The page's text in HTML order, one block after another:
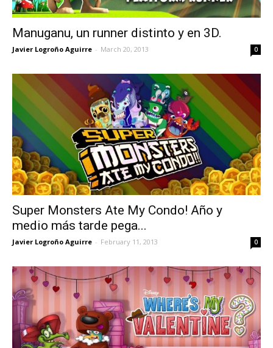
Manuganu, un runner distinto y en 3D.
Javier Logroño Aguirre - March 20, 2013 0
Super Monsters Ate My Condo! Año y
medio más tarde pega...
Javier Logroño Aguirre - February 11, 2013 0